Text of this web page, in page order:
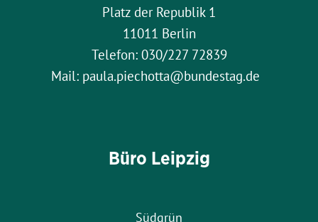
Platz der Republik 1
11011 Berlin
Telefon: 030/227 72839
Mail: paula.piechotta@bundestag.de
Büro Leipzig
Südgrün